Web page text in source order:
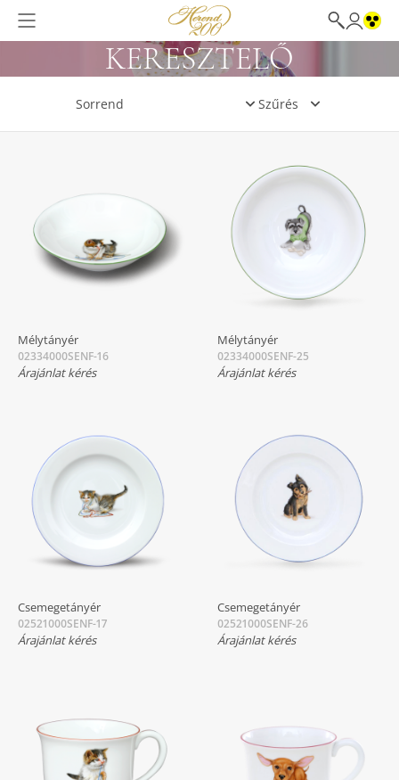
KERESZTELŐ
Szűrés
Mélytányér
02334000SENF-16
Árajánlat kérés
Mélytányér
02334000SENF-25
Árajánlat kérés
Csemegetányér
02521000SENF-17
Árajánlat kérés
Csemegetányér
02521000SENF-26
Árajánlat kérés